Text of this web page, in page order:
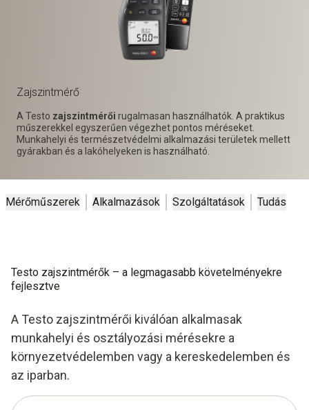
Zajszintmérő
A Testo zajszintmérői rugalmasan használhatók. A praktikus
műszerekkel egyszerűen végezhet pontos méréseket.
Munkahelyi és természetvédelmi alkalmazási területek mellett
gyárakban és a lakóhelyeken is használható.
Mérőműszerek Alkalmazások Szolgáltatások Tudás
Testo zajszintmérők – a legmagasabb követelményekre
fejlesztve
A Testo zajszintmérői kiválóan alkalmasak
munkahelyi és osztályozási mérésekre a
környezetvédelemben vagy a kereskedelemben és
az iparban.